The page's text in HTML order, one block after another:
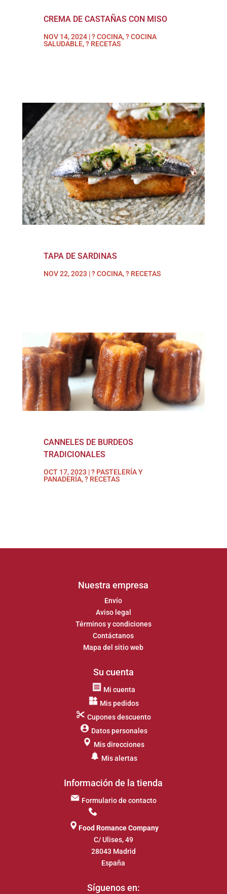
CREMA DE CASTAÑAS CON MISO
NOV 14, 2024 |? COCINA,? COCINA
SALUDABLE,? RECETAS
TAPA DE SARDINAS
NOV 22, 2023 |? COCINA,? RECETAS
CANNELES DE BURDEOS
TRADICIONALES
OCT 17, 2023 |? PASTELERÍA Y
PANADERÍA,? RECETAS
Nuestra empresa
Envío
Aviso legal
Términos y condiciones
Contáctanos
Mapa del sitio web
Su cuenta
Mi cuenta
Mis pedidos
Cupones descuento
Datos personales
Mis direcciones
Mis alertas
Información de la tienda
Formulario de contacto
Food Romance Company
C/ Ulises, 49
28043 Madrid
España
Síguenos en: